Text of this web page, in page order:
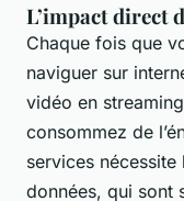
L’impact direct
Chaque fois que
naviguer sur
vidéo en
consommez de
services nécessite
données, qui sont